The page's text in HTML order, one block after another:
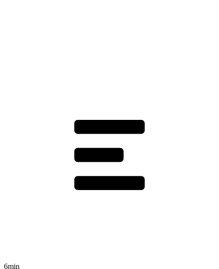
6min